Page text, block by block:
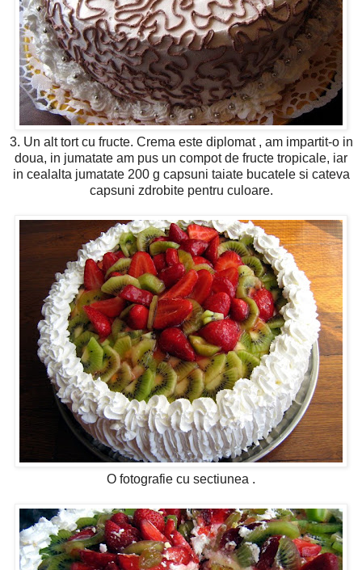
3. Un alt tort cu fructe. Crema este diplomat , am impartit-o in
doua, in jumatate am pus un compot de fructe tropicale, iar
in cealalta jumatate 200 g capsuni taiate bucatele si cateva
capsuni zdrobite pentru culoare.
O fotografie cu sectiunea .